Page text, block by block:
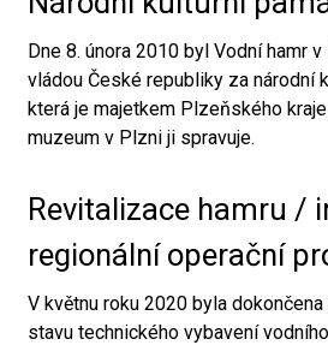
Dne 8. února 2010 byl Vodní hamr
vládou České republiky za národní
která je majetkem Plzeňského
muzeum v Plzni ji spravuje.
Revitalizace hamru /
regionální operační
V květnu roku 2020 byla
stavu technického vybavení